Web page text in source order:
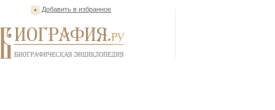
Добавить в избранное